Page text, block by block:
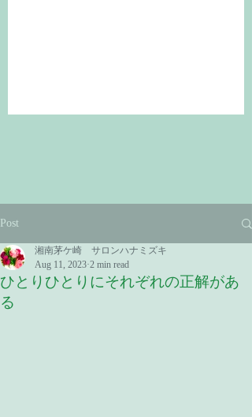
Post
ひとりひとりにそれぞれの正解があ
る
湘南茅ケ崎 サロンハナミズキ
Aug 11, 2023 2 min read